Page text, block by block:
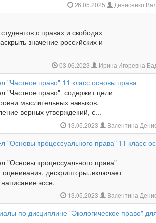
26.05.2025 Денисенко
о правах и свободах
значение российских и
03.06.2023 Ирина Игоревна
"Частное право" 11 класс основы права
"Частное право" содержит цели
мыслительных навыков,
верных утверждений, с...
13.05.2023 Валентина
"Основы процессуального права" 11 класс
"Основы процессуального права"
дескрипторы.,включает
эссе.
13.05.2023 Валентина
по дисциплине "Экологическое право"